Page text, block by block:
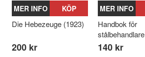
MER INFO KÖP
Die Hebezeuge (1923)
200 kr
MER INFO
Handbok för
stålbehandlare
140 kr